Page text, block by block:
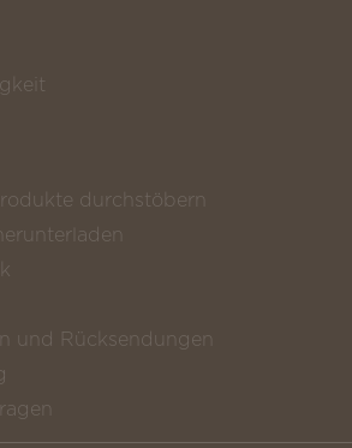
durchstöbern
und Rücksendungen